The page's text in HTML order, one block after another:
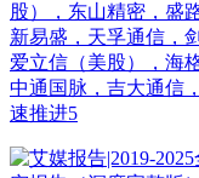
股），东山精密，盛
新易盛，天孚通信，
爱立信（美股），海
中通国脉，吉大通信
速推进5